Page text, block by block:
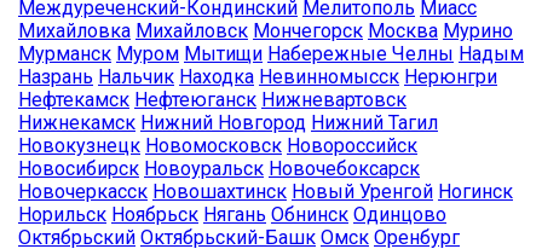
Междуреченский-Кондинский Мелитополь Миасс
Михайловка Михайловск Мончегорск Москва Мурино
Мурманск Муром Мытищи Набережные Челны Надым
Назрань Нальчик Находка Невинномысск Нерюнгри
Нефтекамск Нефтеюганск Нижневартовск
Нижнекамск Нижний Новгород Нижний Тагил
Новокузнецк Новомосковск Новороссийск
Новосибирск Новоуральск Новочебоксарск
Новочеркасск Новошахтинск Новый Уренгой Ногинск
Норильск Ноябрьск Нягань Обнинск Одинцово
Октябрьский Октябрьский-Башк Омск Оренбург